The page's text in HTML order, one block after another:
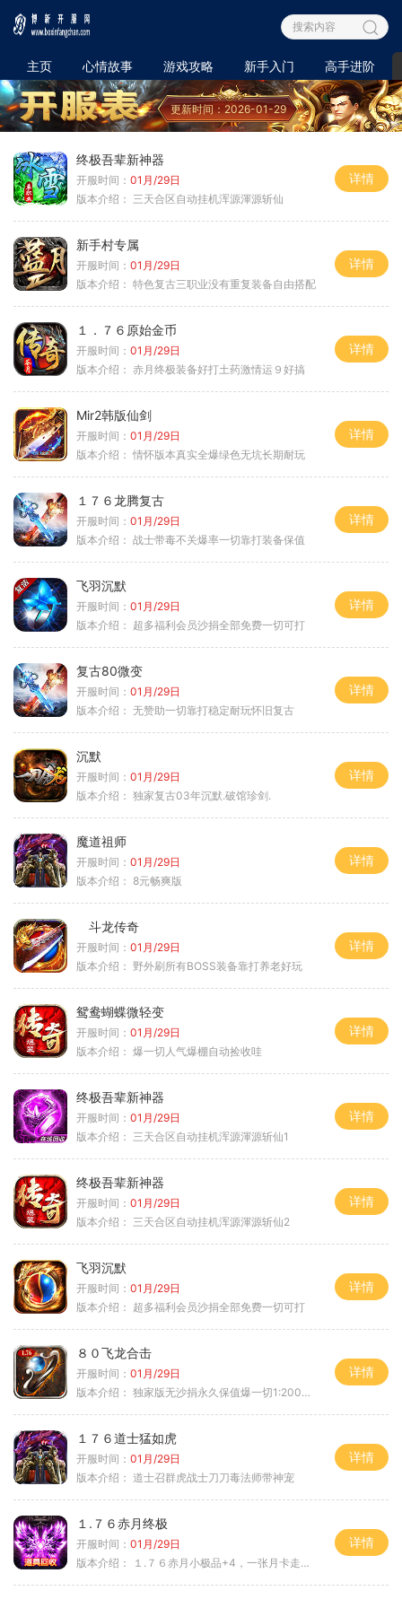
主页 心情故事 游戏攻略 新手入门 高手进阶
更新时间：2026-01-29
终极吾辈新神器
开服时间： 01月/29日
版本介绍： 三天合区自动挂机浑源渾源斩仙
详情
新手村专属
开服时间： 01月/29日
版本介绍： 特色复古三职业没有重复装备自由搭配
详情
１．７６原始金币
开服时间： 01月/29日
版本介绍： 赤月终极装备好打土药激情运９好搞
详情
Mir2韩版仙剑
开服时间： 01月/29日
版本介绍： 情怀版本真实全爆绿色无坑长期耐玩
详情
１７６龙腾复古
开服时间： 01月/29日
版本介绍： 战士带毒不关爆率一切靠打装备保值
详情
飞羽沉默
开服时间： 01月/29日
版本介绍： 超多福利会员沙捐全部免费一切可打
详情
复古80微变
开服时间： 01月/29日
版本介绍： 无赞助一切靠打稳定耐玩怀旧复古
详情
沉默
开服时间： 01月/29日
版本介绍： 独家复古03年沉默.破馆珍剑.
详情
魔道祖师
开服时间： 01月/29日
版本介绍： 8元畅爽版
详情
斗龙传奇
开服时间： 01月/29日
版本介绍： 野外刷所有BOSS装备靠打养老好玩
详情
鸳鸯蝴蝶微轻变
开服时间： 01月/29日
版本介绍： 爆一切人气爆棚自动捡收哇
详情
终极吾辈新神器
开服时间： 01月/29日
版本介绍： 三天合区自动挂机浑源渾源斩仙1
详情
终极吾辈新神器
开服时间： 01月/29日
版本介绍： 三天合区自动挂机浑源渾源斩仙2
详情
飞羽沉默
开服时间： 01月/29日
版本介绍： 超多福利会员沙捐全部免费一切可打
详情
８０飞龙合击
开服时间： 01月/29日
版本介绍： 独家版无沙捐永久保值爆一切1:2000回2
详情
１７６道士猛如虎
开服时间： 01月/29日
版本介绍： 道士召群虎战士刀刀毒法师带神宠
详情
１.７６赤月终极
开服时间： 01月/29日
版本介绍：
１.７６赤月小极品+4，一张月卡走天涯b
详情